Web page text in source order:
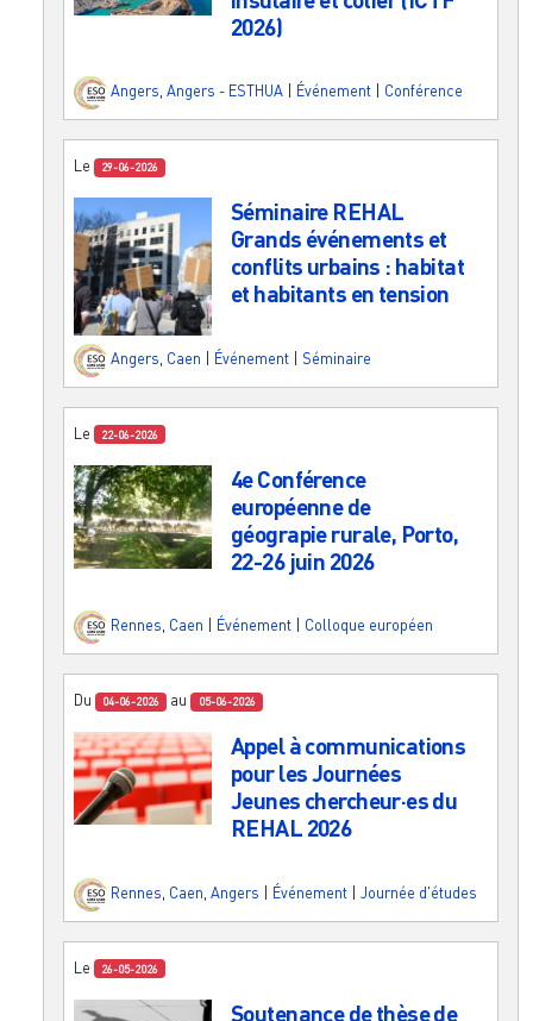
2026)
Angers, Angers - ESTHUA Événement Conférence
Le 29-06-2026
Séminaire REHAL
Grands événements et
conflits urbains : habitat
et habitants en tension
Angers Caen Événement Séminaire
Le 22-06-2026
4e Conférence
européenne de
géograpie rurale, Porto,
22-26 juin 2026
Rennes, Caen Événement Colloque européen
Du 04-06-2026 au 05-06-2026
Appel à communications
pour les Journées
Jeunes chercheur·es du
REHAL 2026
Rennes Caen Angers Événement Journée d'études
Le 26-05-2026
Soutenance de thèse de